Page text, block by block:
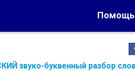
Помощь
звуко-буквенный разбор